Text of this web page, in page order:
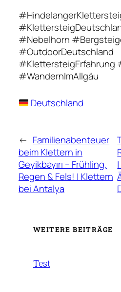
#Nebelhorn
#OutdoorDeutschland
#KlettersteigErfahrung
#WandernImAllgäu
Deutschland
← Familienabenteuer
beim Klettern in
Geyikbayırı – Frühling,
Regen & Fels! | Klettern
bei Antalya
WEITERE BEITRÄGE
Test